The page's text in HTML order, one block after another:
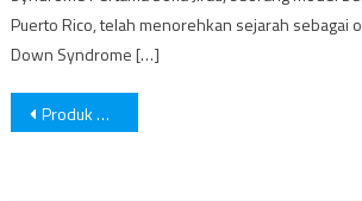
Puerto Rico, telah menorehkan sejarah sebagai
Down Syndrome […]
Post
Produk White Tomato Klinik Richard Lee Masih Beredar